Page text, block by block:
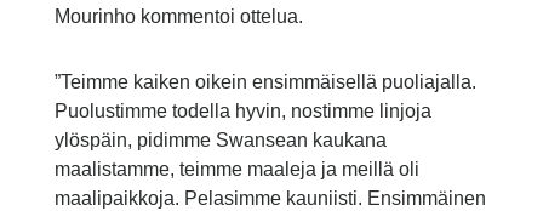
Mourinho kommentoi ottelua.
”Teimme kaiken oikein ensimmäisellä puoliajalla.
Puolustimme todella hyvin, nostimme linjoja
ylöspäin, pidimme Swansean kaukana
maalistamme, teimme maaleja ja meillä oli
maalipaikkoja. Pelasimme kauniisti. Ensimmäinen